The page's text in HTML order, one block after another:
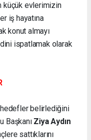
küçük evlerimizin
iş hayatına
konut almayı
ispatlamak olarak
belirlediğini
BaşkanıZiya Aydın
sattıklarını